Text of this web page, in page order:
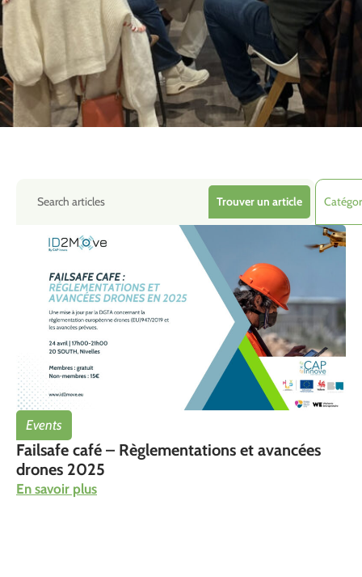
Trouver un article
Events
Failsafe café – Règlementations et avancées
drones 2025
En savoir plus